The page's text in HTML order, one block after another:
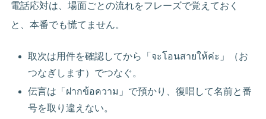
電話応対は、場面ごとの流れをフレーズで覚えておく
と、本番でも慌てません。
取次は用件を確認してから「จะโอนสายให้ค่ะ」（お
つなぎします）でつなぐ。
伝言は「ฝากข้อความ」で預かり、復唱して名前と番
号を取り違えない。